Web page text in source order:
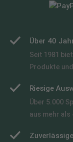
Über 40
Seit 1981
Produkte
Riesige
Über 5.000
aus mehr als